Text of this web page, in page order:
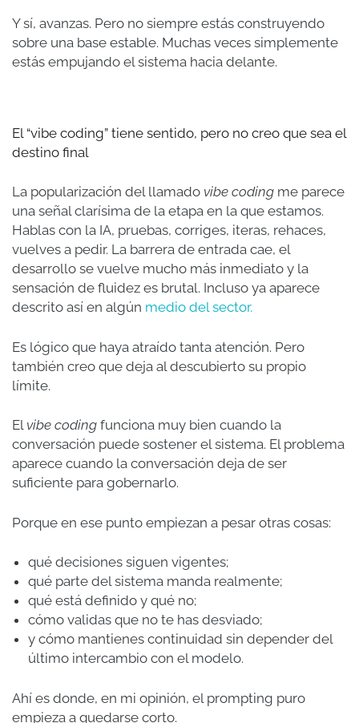
Y sí, avanzas. Pero no siempre estás construyendo
sobre una base estable. Muchas veces simplemente
estás empujando el sistema hacia delante.
El “vibe coding” tiene sentido, pero no creo que sea el
destino final
La popularización del llamado vibe coding me parece
una señal clarísima de la etapa en la que estamos.
Hablas con la IA, pruebas, corriges, iteras, rehaces,
vuelves a pedir. La barrera de entrada cae, el
desarrollo se vuelve mucho más inmediato y la
sensación de fluidez es brutal. Incluso ya aparece
descrito así en algún medio del sector.
Es lógico que haya atraído tanta atención. Pero
también creo que deja al descubierto su propio
límite.
El vibe coding funciona muy bien cuando la
conversación puede sostener el sistema. El problema
aparece cuando la conversación deja de ser
suficiente para gobernarlo.
Porque en ese punto empiezan a pesar otras cosas:
qué decisiones siguen vigentes;
qué parte del sistema manda realmente;
qué está definido y qué no;
cómo validas que no te has desviado;
y cómo mantienes continuidad sin depender del
último intercambio con el modelo.
Ahí es donde, en mi opinión, el prompting puro
empieza a quedarse corto.